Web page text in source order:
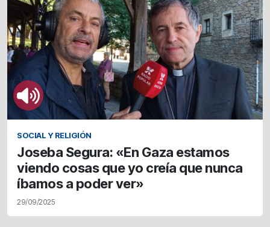
SOCIAL Y RELIGIÓN
Joseba Segura: «En Gaza estamos
viendo cosas que yo creía que nunca
íbamos a poder ver»
29/09/2025